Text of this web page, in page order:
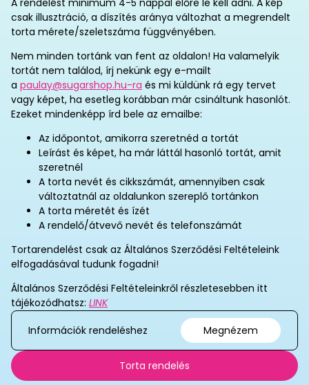
A rendelést minimum 4-5 nappal előre le kell adni. A kép
csak illusztráció, a díszítés aránya változhat a megrendelt
torta mérete/szeletszáma függvényében.
Nem minden tortánk van fent az oldalon! Ha valamelyik
tortát nem találod, írj nekünk egy e-mailt
a paulay@sugarshop.hu-ra és mi küldünk rá egy tervet
vagy képet, ha esetleg korábban már csináltunk hasonlót.
Ezeket mindenképp írd bele az emailbe:
Az időpontot, amikorra szeretnéd a tortát
Leírást és képet, ha már láttál hasonló tortát, amit
szeretnél
A torta nevét és cikkszámát, amennyiben csak
változtatnál az oldalunkon szereplő tortánkon
A torta méretét és ízét
A rendelő/átvevő nevét és telefonszámát
Tortarendelést csak az Általános Szerződési Feltételeink
elfogadásával tudunk fogadni!
Általános Szerződési Feltételeinkről részletesebben itt
tájékozódhatsz: LINK
Információk rendeléshez
Megnézem
Torta rendelés